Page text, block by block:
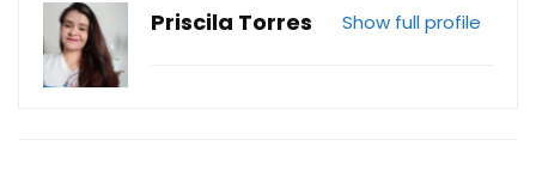
Show full profile
Priscila Torres